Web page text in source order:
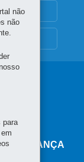
não
não
para